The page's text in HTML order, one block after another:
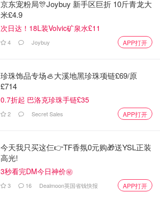
京东宠粉局🎊Joybuy 新手区巨折 10斤青龙大
米£4.9
次日达！18L装Volvic矿泉水£11
4 Joybuy APP打开
珍珠饰品专场🦪大溪地黑珍珠项链£69/原
£714
0.7折起 巴洛克珍珠手链£35
2 Secret Sales APP打开
今天我只买这仨👉TF香氛0元购🎁送YSL正装
高光!
3秒看完DM今日神价㊙️
3 16 Dealmoon英国省钱快报 APP打开